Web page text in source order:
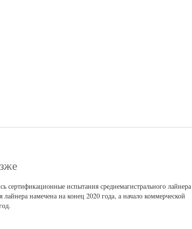
сертификационные испытания среднемагистрального лайнера
намечена на конец 2020 года, а начало коммерческой